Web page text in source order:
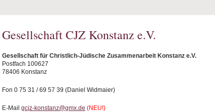
Gesellschaft CJZ Konstanz e.V.
Gesellschaft für Christlich-Jüdische Zusammenarbeit Konstanz e.V.
Postfach 100627
78406 Konstanz
Fon 0 75 31 / 69 57 39 (Daniel Widmaier)
E-Mail gcjz-konstanz@gmx.de (NEU!)